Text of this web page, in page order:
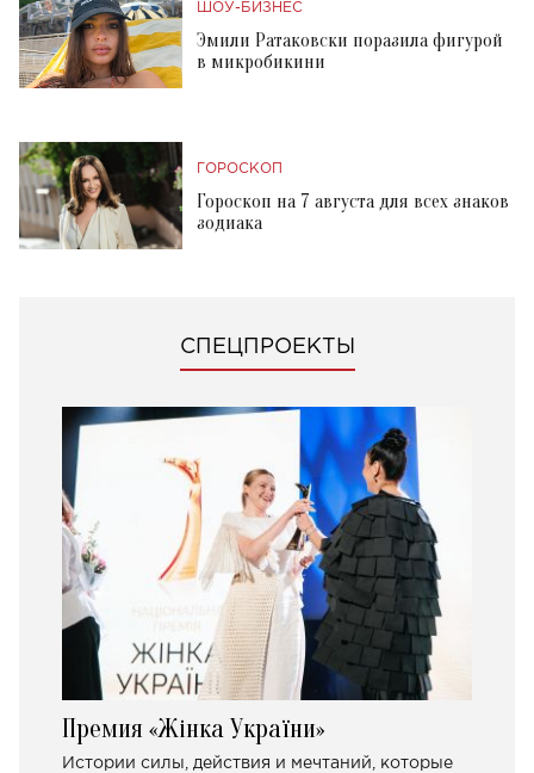
ШОУ-БИЗНЕС
Эмили Ратаковски поразила фигурой
в микробикини
ГОРОСКОП
Гороскоп на 7 августа для всех знаков
зодиака
СПЕЦПРОЕКТЫ
Премия «Жінка України»
Истории силы, действия и мечтаний, которые